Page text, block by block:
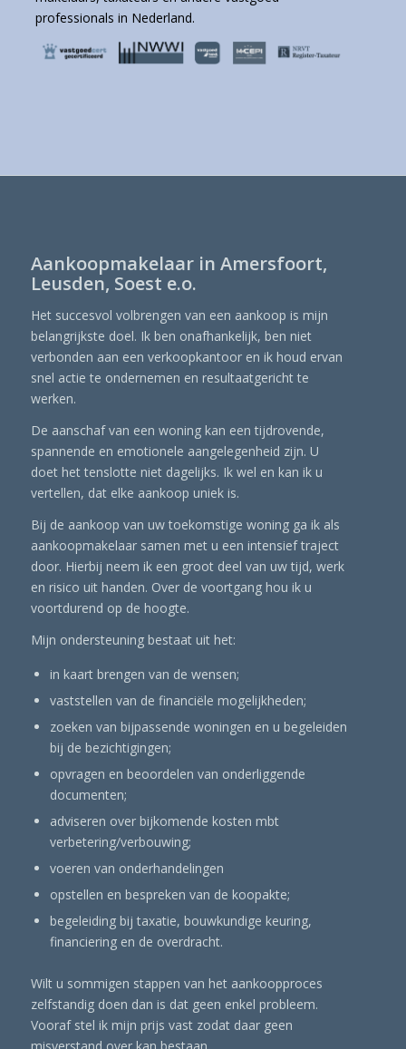
professionals in Nederland.
Aankoopmakelaar in Amersfoort,
Leusden, Soest e.o.
Het succesvol volbrengen van een aankoop is mijn
belangrijkste doel. Ik ben onafhankelijk, ben niet
verbonden aan een verkoopkantoor en ik houd ervan
snel actie te ondernemen en resultaatgericht te
werken.
De aanschaf van een woning kan een tijdrovende,
spannende en emotionele aangelegenheid zijn. U
doet het tenslotte niet dagelijks. Ik wel en kan ik u
vertellen, dat elke aankoop uniek is.
Bij de aankoop van uw toekomstige woning ga ik als
aankoopmakelaar samen met u een intensief traject
door. Hierbij neem ik een groot deel van uw tijd, werk
en risico uit handen. Over de voortgang hou ik u
voortdurend op de hoogte.
Mijn ondersteuning bestaat uit het:
in kaart brengen van de wensen;
vaststellen van de financiële mogelijkheden;
zoeken van bijpassende woningen en u begeleiden
bij de bezichtigingen;
opvragen en beoordelen van onderliggende
documenten;
adviseren over bijkomende kosten mbt
verbetering/verbouwing;
voeren van onderhandelingen
opstellen en bespreken van de koopakte;
begeleiding bij taxatie, bouwkundige keuring,
financiering en de overdracht.
Wilt u sommigen stappen van het aankoopproces
zelfstandig doen dan is dat geen enkel probleem.
Vooraf stel ik mijn prijs vast zodat daar geen
misverstand over kan bestaan.